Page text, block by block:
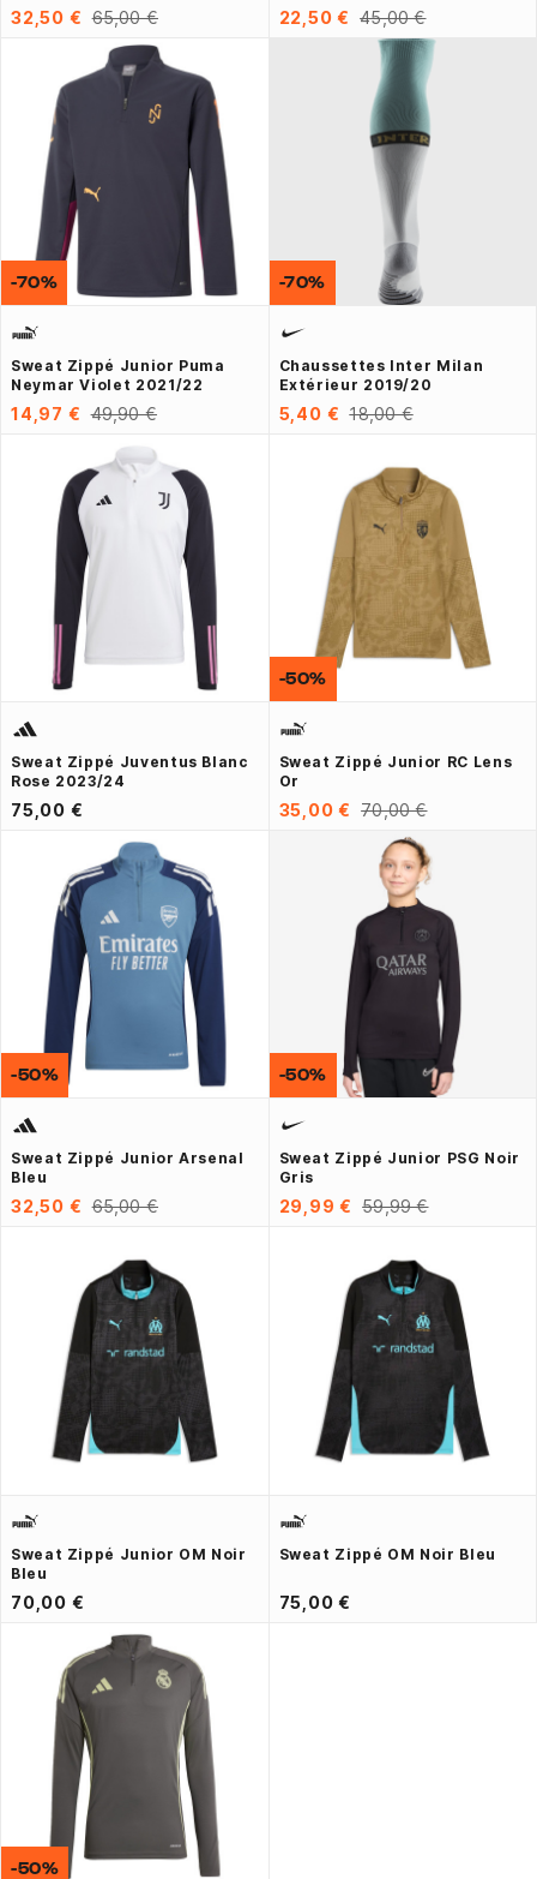
32,50 € 65,00 € 22,50 € 45,00 €
Sweat Zippé Junior Puma
Neymar Violet 2021/22
14,97 € 49,90 €
-70%
Chaussettes Inter Milan
Extérieur 2019/20
5,40 € 18,00 €
-70%
Sweat Zippé Juventus Blanc
Rose 2023/24
75,00 €
Sweat Zippé Junior RC Lens
Or
35,00 € 70,00 €
-50%
Sweat Zippé Junior Arsenal
Bleu
32,50 € 65,00 €
-50%
Sweat Zippé Junior PSG Noir
Gris
29,99 € 59,99 €
-50%
Sweat Zippé Junior OM Noir
Bleu
70,00 €
Sweat Zippé OM Noir Bleu
75,00 €
-50%